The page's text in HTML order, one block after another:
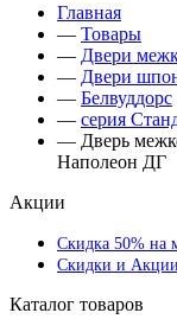
Главная
— Товары
— Двери
— Двери
— Белвуддорс
— серия
— Дверь
Наполеон ДГ
Акции
Скидка 50% на
Скидки и
Каталог товаров